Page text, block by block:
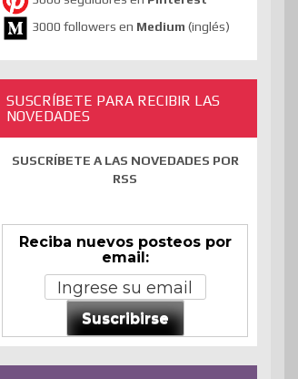
3000 followers en Medium (inglés)
SUSCRÍBETE PARA RECIBIR LAS
NOVEDADES
SUSCRÍBETE A LAS NOVEDADES POR
RSS
Reciba nuevos posteos por
email:
Suscribirse